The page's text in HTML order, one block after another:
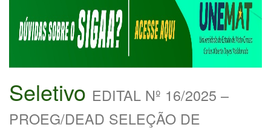
Seletivo EDITAL Nº 16/2025 –
PROEG/DEAD SELEÇÃO DE